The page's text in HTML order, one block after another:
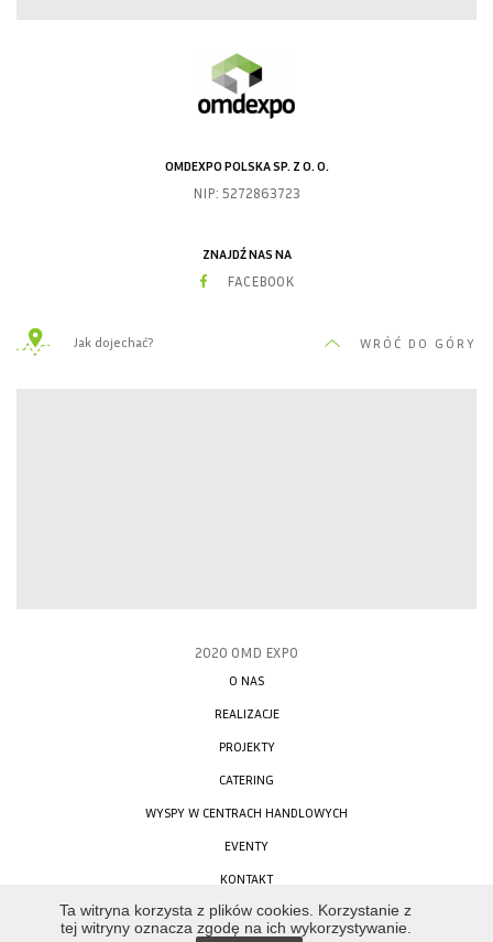
OMDEXPO POLSKA SP. Z O. O.
NIP: 5272863723
ZNAJDŹ NAS NA
FACEBOOK
Jak dojechać? WRÓĆ DO GÓRY
2020 OMD EXPO
O NAS
REALIZACJE
PROJEKTY
CATERING
WYSPY W CENTRACH HANDLOWYCH
EVENTY
KONTAKT
STRONA OBSŁUGIWANA PRZEZ
W WebFur
Ta witryna korzysta z plików cookies. Korzystanie z
tej witryny oznacza zgodę na ich wykorzystywanie.